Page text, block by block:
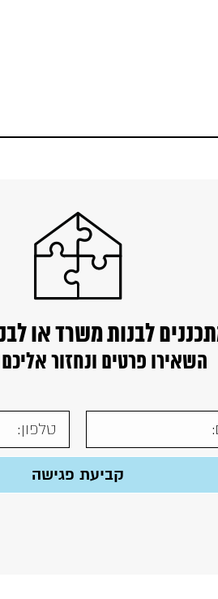
לבנות משרד או
השאירו פרטים ונחזור